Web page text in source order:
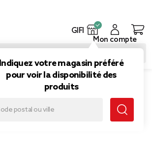
GIFI
Indiquez votre magasin préféré
pour voir la disponibilité des
produits
Mon compte
couture x80 en
ronde dans boîte